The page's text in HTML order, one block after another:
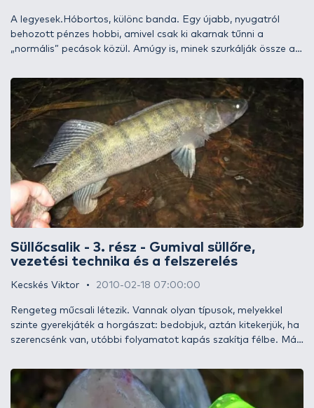
A legyesek.Hóbortos, különc banda. Egy újabb, nyugatról
behozott pénzes hobbi, amivel csak ki akarnak tűnni a
„normális” pecások közül. Amúgy is, minek szurkálják össze a
horog… jó, hogy nem szivacsdarabbal, hogy egyáltalán ne
fájjon a halaknak. Amúgy is, mi az a cnr?
Süllőcsalik - 3. rész - Gumival süllőre,
vezetési technika és a felszerelés
Kecskés Viktor 2010-02-18 07:00:00
Rengeteg műcsali létezik. Vannak olyan típusok, melyekkel
szinte gyerekjáték a horgászat: bedobjuk, aztán kitekerjük, ha
szerencsénk van, utóbbi folyamatot kapás szakítja félbe. Más
rávágás elmarad. A plasztikcsalik egyértelműen a második
csoportba tartoznak. Egy rutinos pergető első ránézésre
kiszúrja, hogy ki az, aki valóban komolyan műveli, és ki az, aki